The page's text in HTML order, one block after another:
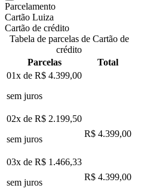
Parcelamento
Cartão Luiza
Cartão de crédito
Tabela de parcelas de Cartão de
crédito
Parcelas
Total
01x de R$ 4.399,00
sem juros
02x de R$ 2.199,50
sem juros
R$ 4.399,00
03x de R$ 1.466,33
sem juros
R$ 4.399,00